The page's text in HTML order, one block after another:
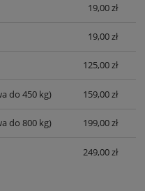
19,00 zł
19,00 zł
125,00 zł
do 450 kg) 159,00 zł
do 800 kg) 199,00 zł
249,00 zł